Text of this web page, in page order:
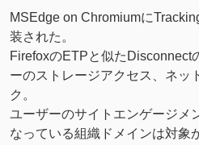
MSEdge on Chromiumに
装された。
FirefoxのETPと似たDisconnect
ーのストレージアクセス、ネッ
ク。
ユーザーのサイトエンゲージメ
なっている組織ドメインは対象